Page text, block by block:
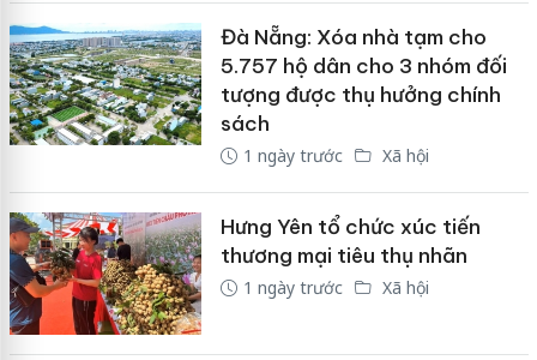
Đà Nẵng: Xóa nhà tạm cho
5.757 hộ dân cho 3 nhóm đối
tượng được thụ hưởng chính
sách
1 ngày trước Xã hội
Hưng Yên tổ chức xúc tiến
thương mại tiêu thụ nhãn
1 ngày trước Xã hội